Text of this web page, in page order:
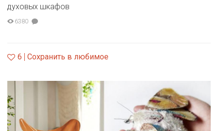
духовых шкафов
6380
6 Сохранить в любимое